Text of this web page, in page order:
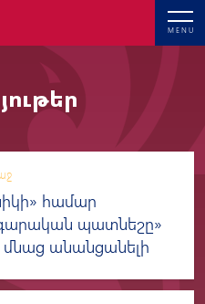
MENU
համար
պատնեշը»
մնաց անանցանելի